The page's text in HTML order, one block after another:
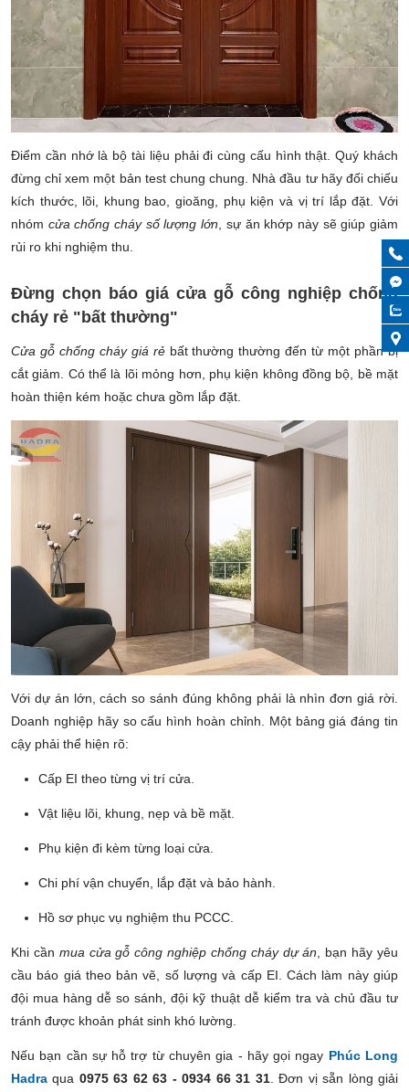
Điểm cần nhớ là bộ tài liệu phải đi cùng cấu hình thật. Quý khách
đừng chỉ xem một bản test chung chung. Nhà đầu tư hãy đối chiếu
kích thước, lõi, khung bao, gioăng, phụ kiện và vị trí lắp đặt. Với
nhóm cửa chống cháy số lượng lớn, sự ăn khớp này sẽ giúp giảm
rủi ro khi nghiệm thu.
Đừng chọn báo giá cửa gỗ công nghiệp chống
cháy rẻ "bất thường"
Cửa gỗ chống cháy giá rẻbất thường thường đến từ một phần bị
cắt giảm. Có thể là lõi mỏng hơn, phụ kiện không đồng bộ, bề mặt
hoàn thiện kém hoặc chưa gồm lắp đặt.
Với dự án lớn, cách so sánh đúng không phải là nhìn đơn giá rời.
Doanh nghiệp hãy so cấu hình hoàn chỉnh. Một bảng giá đáng tin
cậy phải thể hiện rõ:
Cấp EI theo từng vị trí cửa.
Vật liệu lõi, khung, nẹp và bề mặt.
Phụ kiện đi kèm từng loại cửa.
Chi phí vận chuyển, lắp đặt và bảo hành.
Hồ sơ phục vụ nghiệm thu PCCC.
Khi cần mua cửa gỗ công nghiệp chống cháy dự án , bạn hãy yêu
cầu báo giá theo bản vẽ, số lượng và cấp EI. Cách làm này giúp
đội mua hàng dễ so sánh, đội kỹ thuật dễ kiểm tra và chủ đầu tư
tránh được khoản phát sinh khó lường.
Nếu bạn cần sự hỗ trợ từ chuyên gia - hãy gọi ngay Phúc Long
Hadra qua 0975 63 62 63 - 0934 66 31 31. Đơn vị sẵn lòng giải